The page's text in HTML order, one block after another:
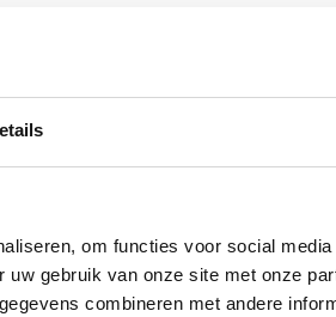
om functies voor social
gebruik van onze site met onze
combineren met andere